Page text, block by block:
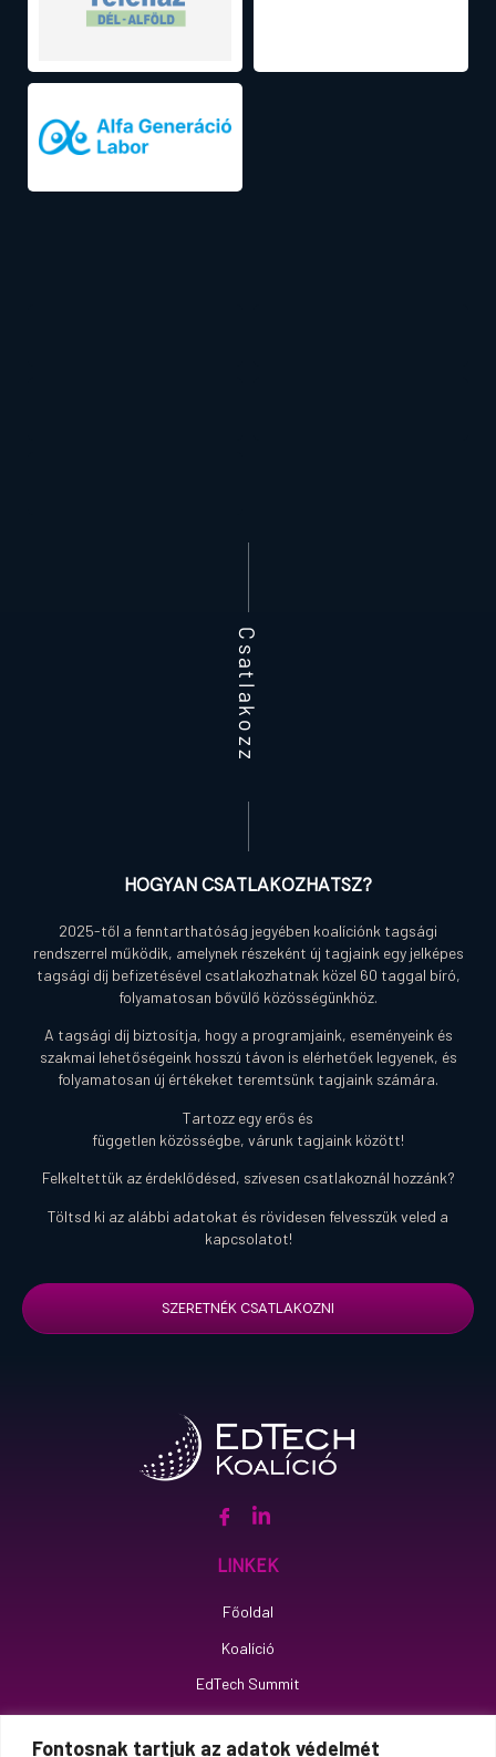
Fontosnak tartjuk az adatok védelmét
Csatlakozz
Hogyan csatlakozhatsz?
2025-től a fenntarthatóság jegyében koalíciónk tagsági
rendszerrel működik, amelynek részeként új tagjaink egy jelképes
tagsági díj befizetésével csatlakozhatnak közel 60 taggal bíró,
folyamatosan bővülő közösségünkhöz.
A tagsági díj biztosítja, hogy a programjaink, eseményeink és
szakmai lehetőségeink hosszú távon is elérhetőek legyenek, és
folyamatosan új értékeket teremtsünk tagjaink számára.
Tartozz egy erős és
független közösségbe, várunk tagjaink között!
Felkeltettük az érdeklődésed, szívesen csatlakoznál hozzánk?
Töltsd ki az alábbi adatokat és rövidesen felvesszük veled a
kapcsolatot!
SZERETNÉK CSATLAKOZNI
Linkek
Főoldal
Koalíció
EdTech Summit
Impresszum